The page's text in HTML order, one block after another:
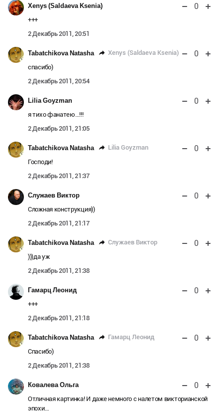
Xenys (Saldaeva Ksenia) 0
+++
2 Декабрь 2011, 20:51
Tabatchikova Natasha Xenys (Saldaeva Ksenia) 0
спасибо)
2 Декабрь 2011, 20:54
Lilia Goyzman 0
я тихо фанатею…!!!
2 Декабрь 2011, 21:05
Tabatchikova Natasha Lilia Goyzman 0
Господи!
2 Декабрь 2011, 21:37
Служаев Виктор 0
Сложная конструкция))
2 Декабрь 2011, 21:17
Tabatchikova Natasha Служаев Виктор 0
)))да уж
2 Декабрь 2011, 21:38
Гамарц Леонид 0
+++
2 Декабрь 2011, 21:18
Tabatchikova Natasha Гамарц Леонид 0
Спасибо)
2 Декабрь 2011, 21:38
Ковалева Ольга 0
Отличная картинка! И даже немного с налетом викторианской
эпохи…